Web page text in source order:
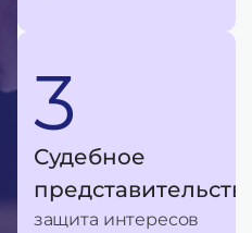
3
Судебное
защита интересов